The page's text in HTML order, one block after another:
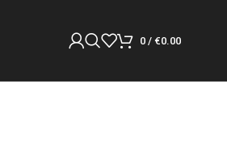
0 / €0.00